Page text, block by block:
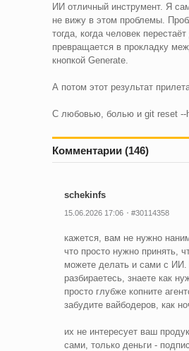
ИИ отличный инструмент. Я
не вижу в этом проблемы.
тогда, когда человек
превращается в прокладку
кнопкой Generate.
А потом этот результат
С любовью, болью и git reset --
Комментарии (146)
schekinfs
15.06.2026 17:06 #30114358
кажется, вам не нужно
что просто нужно принять,
можете делать и сами с
разбираетесь, знаете как
просто глубже копните
забудите вайбодеров, как
их не интересует ваш
сами, только деньги -